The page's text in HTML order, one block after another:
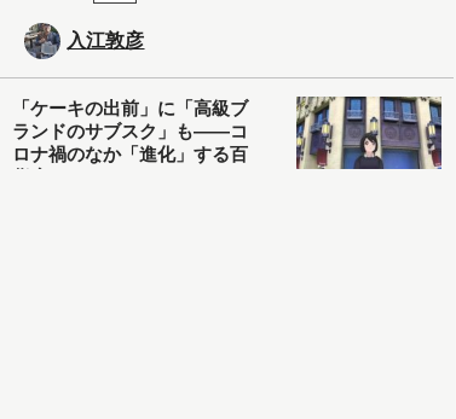
入江敦彦
「ケーキの出前」に「高級ブ
ランドのサブスク」も――コ
ロナ禍のなか「進化」する百